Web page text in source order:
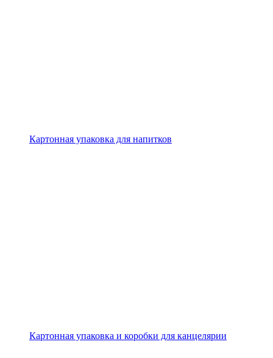
Картонная упаковка для напитков
Картонная упаковка и коробки для канцелярии